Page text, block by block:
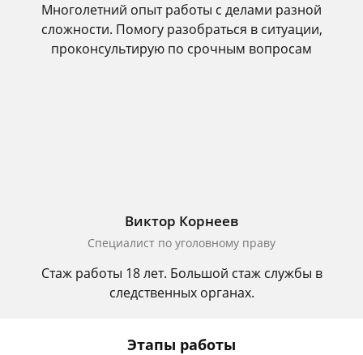
Многолетний опыт работы с делами разной
сложности. Помогу разобраться в ситуации,
проконсультирую по срочным вопросам
Виктор Корнеев
Cпециалист по уголовному праву
Стаж работы 18 лет. Большой стаж службы в
следственных органах.
Этапы работы